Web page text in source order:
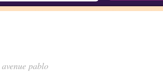
avenue pablo